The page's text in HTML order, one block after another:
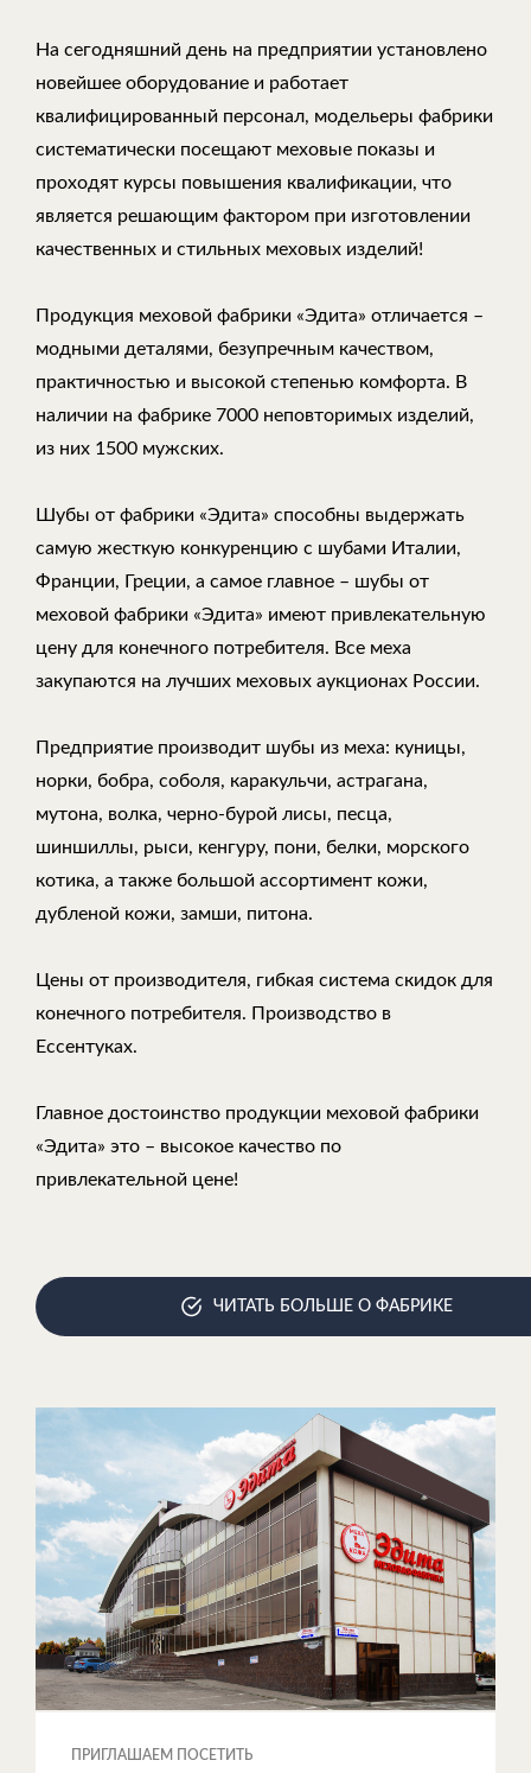
На сегодняшний день на предприятии установлено
новейшее оборудование и работает
квалифицированный персонал, модельеры фабрики
систематически посещают меховые показы и
проходят курсы повышения квалификации, что
является решающим фактором при изготовлении
качественных и стильных меховых изделий!
Продукция меховой фабрики «Эдита» отличается –
модными деталями, безупречным качеством,
практичностью и высокой степенью комфорта. В
наличии на фабрике 7000 неповторимых изделий,
из них 1500 мужских.
Шубы от фабрики «Эдита» способны выдержать
самую жесткую конкуренцию с шубами Италии,
Франции, Греции, а самое главное – шубы от
меховой фабрики «Эдита» имеют привлекательную
цену для конечного потребителя. Все меха
закупаются на лучших меховых аукционах России.
Предприятие производит шубы из меха: куницы,
норки, бобра, соболя, каракульчи, астрагана,
мутона, волка, черно-бурой лисы, песца,
шиншиллы, рыси, кенгуру, пони, белки, морского
котика, а также большой ассортимент кожи,
дубленой кожи, замши, питона.
Цены от производителя, гибкая система скидок для
конечного потребителя. Производство в
Ессентуках.
Главное достоинство продукции меховой фабрики
«Эдита» это – высокое качество по
привлекательной цене!
ЧИТАТЬ БОЛЬШЕ О ФАБРИКЕ
ПРИГЛАШАЕМ ПОСЕТИТЬ